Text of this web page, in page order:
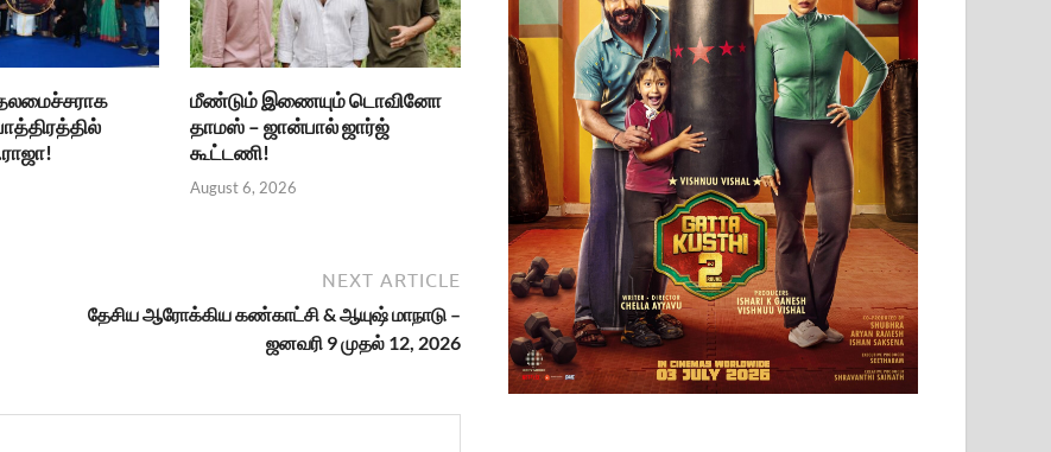
மீண்டும் இணையும் டொவினோ
தாமஸ் – ஜான்பால் ஜார்ஜ்
கூட்டணி!
August 6, 2026
NEXT ARTICLE
தேசிய ஆரோக்கிய கண்காட்சி & ஆயுஷ் மாநாடு –
ஜனவரி 9 முதல் 12, 2026